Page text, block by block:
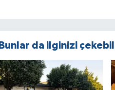
Bunlar da ilginizi